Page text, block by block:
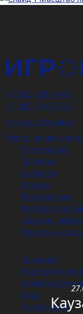
+7 (925) 589-54-08
+7 (903) 516-67-12
igrox-pro@mail.ru
Место проведения
О компании
Тренеры
Вакансии
Отзывы
Фотогалерея
Фотографии
Договор
Политика
Тренинги
Онлайн
Блог
Расписание